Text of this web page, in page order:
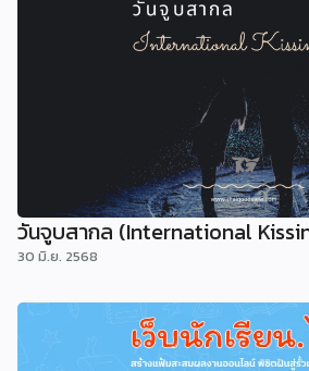
วันจูบสากล (International
30 มิ.ย. 2568